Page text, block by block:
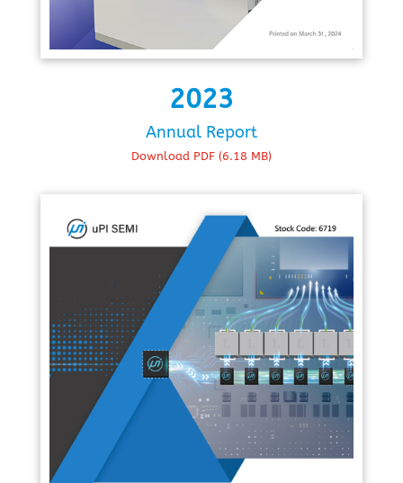
2023
Annual Report
Download PDF (6.18 MB)